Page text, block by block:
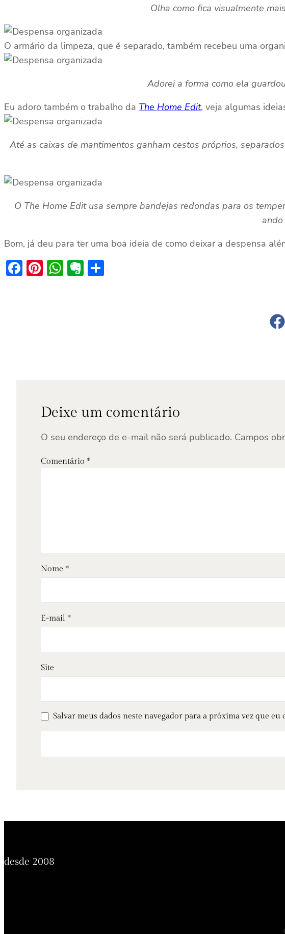
Olha como fica visualmente
O armário da limpeza, que é separado, também recebeu uma
Adorei a forma como ela
Eu adoro também o trabalho da The Home Edit, veja algumas
Até as caixas de mantimentos ganham cestos próprios,
O The Home Edit usa sempre bandejas redondas para os
ando
Bom, já deu para ter uma boa ideia de como deixar a despensa
Facebook
Pinterest
WhatsApp
Evernote
Deixe um comentário
O seu endereço de e-mail não será publicado. Campos
Comentário *
Nome *
E-mail *
Site
Salvar meus dados neste navegador para a próxima vez que eu
desde 2008